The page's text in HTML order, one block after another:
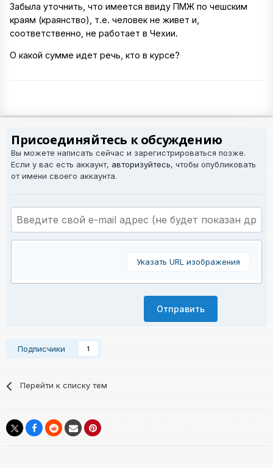
Забыла уточнить, что имеется ввиду ПМЖ по чешским
краям (краянство), т.е. человек не живет и,
соответственно, не работает в Чехии.
О какой сумме идет речь, кто в курсе?
Присоединяйтесь к обсуждению
Вы можете написать сейчас и зарегистрироваться позже.
Если у вас есть аккаунт, авторизуйтесь, чтобы опубликовать
от имени своего аккаунта.
Указать URL изображения
Отправить
Подписчики 1
Перейти к списку тем